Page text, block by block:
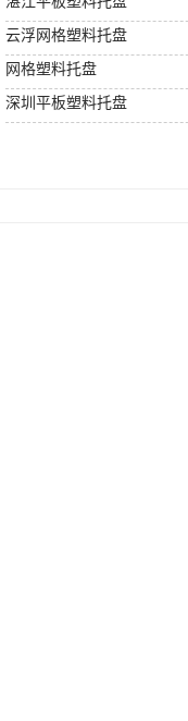
云浮网格塑料托盘
网格塑料托盘
深圳平板塑料托盘